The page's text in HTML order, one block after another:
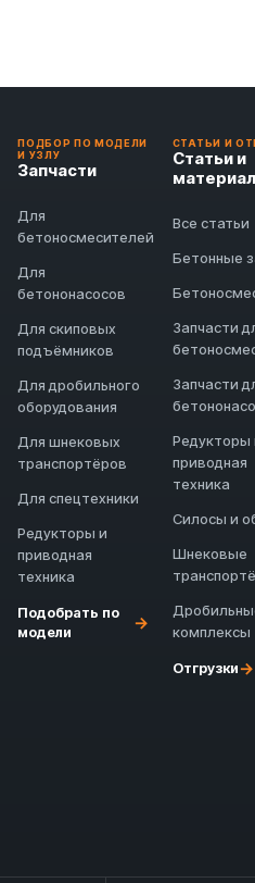
ПОДБОР ПО МОДЕЛИ
И УЗЛУ
Запчасти
Для
бетоносмесителей
Для
бетононасосов
Для скиповых
подъёмников
Для дробильного
оборудования
Для шнековых
транспортёров
Для спецтехники
Редукторы и
приводная
техника
Подобрать по
модели
→
СТАТЬИ И
Статьи и
Все статьи
Бетонные
Запчасти
Запчасти
Редукторы
приводная
техника
Силосы и
Шнековые
комплексы
Отгрузки→